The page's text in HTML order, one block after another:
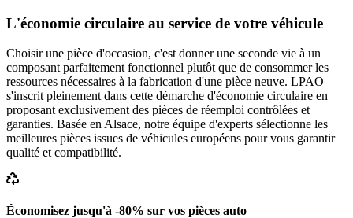
L'économie circulaire au service de votre véhicule
Choisir une pièce d'occasion, c'est donner une seconde vie à un
composant parfaitement fonctionnel plutôt que de consommer les
ressources nécessaires à la fabrication d'une pièce neuve. LPAO
s'inscrit pleinement dans cette démarche d'économie circulaire en
proposant exclusivement des pièces de réemploi contrôlées et
garanties. Basée en Alsace, notre équipe d'experts sélectionne les
meilleures pièces issues de véhicules européens pour vous garantir
qualité et compatibilité.
Économisez jusqu'à -80% sur vos pièces auto